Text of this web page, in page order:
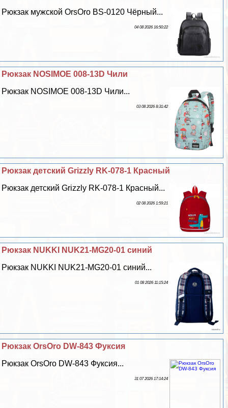
Рюкзак мужской OrsOro BS-0120 Чёрный...
04 08 2026 16:50:22
Рюкзак NOSIMOE 008-13D Чили
Рюкзак NOSIMOE 008-13D Чили...
03 08 2026 8:31:42
Рюкзак детский Grizzly RK-078-1 Красный
Рюкзак детский Grizzly RK-078-1 Красный...
02 08 2026 1:59:21
Рюкзак NUKKI NUK21-MG20-01 синий
Рюкзак NUKKI NUK21-MG20-01 синий...
01 08 2026 11:15:24
Рюкзак OrsOro DW-843 Фуксия
Рюкзак OrsOro DW-843 Фуксия...
31 07 2026 17:14:24